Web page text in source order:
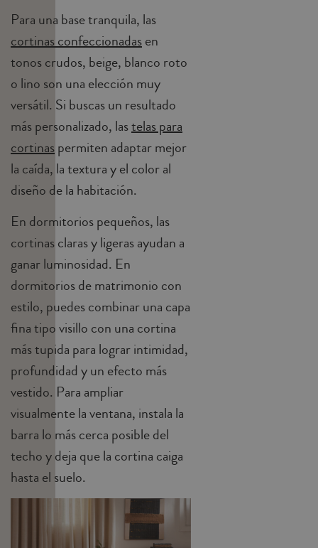
Para una base tranquila, las
cortinas confeccionadasen
tonos crudos, beige, blanco roto
o lino son una elección muy
versátil. Si buscas un resultado
más personalizado, lastelas para
cortinaspermiten adaptar mejor
la caída, la textura y el color al
diseño de la habitación.
En dormitorios pequeños, las
cortinas claras y ligeras ayudan a
ganar luminosidad. En
dormitorios de matrimonio con
estilo, puedes combinar una capa
fina tipo visillo con una cortina
más tupida para lograr intimidad,
profundidad y un efecto más
vestido. Para ampliar
visualmente la ventana, instala la
barra lo más cerca posible del
techo y deja que la cortina caiga
hasta el suelo.